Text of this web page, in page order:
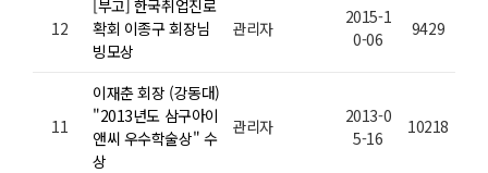
12
[부고] 한국취업진로
확회 이종구 회장님
빙모상
관리자
2015-1
0-06
9429
11
이재춘 회장 (강동대)
"2013년도 삼구아이
앤씨 우수학술상" 수
상
관리자
2013-0
5-16
10218